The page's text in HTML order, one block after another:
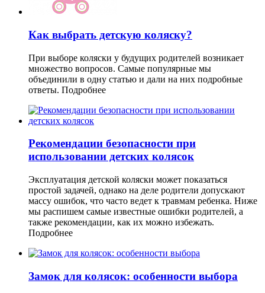
Как выбрать детскую коляску?
При выборе коляски у будущих родителей возникает
множество вопросов. Самые популярные мы
объединили в одну статью и дали на них подробные
ответы. Подробнее
Рекомендации безопасности при
использовании детских колясок
Эксплуатация детской коляски может показаться
простой задачей, однако на деле родители допускают
массу ошибок, что часто ведет к травмам ребенка. Ниже
мы распишем самые известные ошибки родителей, а
также рекомендации, как их можно избежать.
Подробнее
Замок для колясок: особенности выбора